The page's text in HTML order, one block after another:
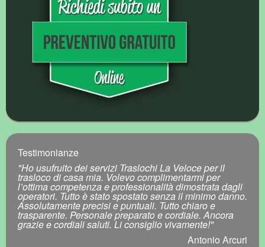
Testimonianze
"Ho usufruito dei servizi Traslochi La Veloce per il
trasloco di casa mia. Volevo complimentarmi per
l’ottima competenza e professionalità dimostrata dagli
operatori. Tutto è stato spostato senza il minimo danno.
Assolutamente precisi e puntuali. Tutto chiaro e
trasparente. Personale preparato e cordiale. Ancora
grazie e cordiali saluti. Li consiglio vivamente!"
Antonio Arcuri